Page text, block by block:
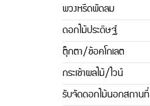
พวงหรีดพัดลม
ดอกไม้ประดิษฐ์
ตุ๊กตา/ช้อคโกเลต
กระเช้าผลไม้/ไวน์
รับจัดดอกไม้นอกสถานที่